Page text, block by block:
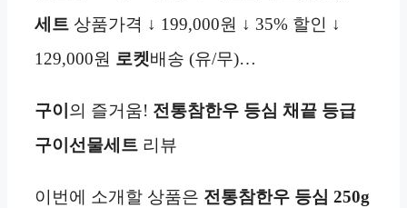
세트 상품가격 ↓ 199,000원 ↓ 35% 할인 ↓
129,000원 로켓배송 (유/무)…
구이 의 즐거움! 전통참한우 등심 채끝 등급
구이선물세트 리뷰
이번에 소개할 상품은 전통참한우 등심 250g